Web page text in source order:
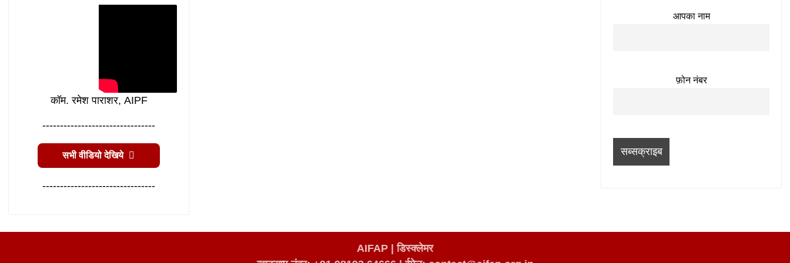
आपका नाम
फ़ोन नंबर
कॉम. रमेश पाराशर, AIPF
--------------------------------
सभी वीडियो देखिये
--------------------------------
AIFAP |डिस्क्लेमर